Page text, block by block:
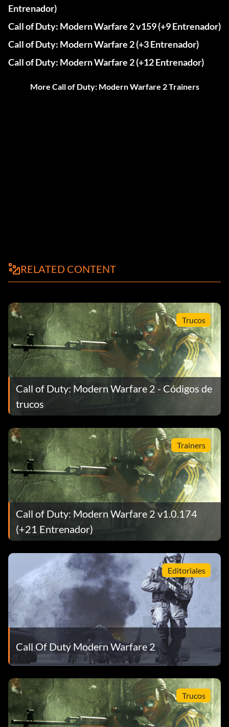
Entrenador)
Call of Duty: Modern Warfare 2 v159 (+9 Entrenador)
Call of Duty: Modern Warfare 2 (+3 Entrenador)
Call of Duty: Modern Warfare 2 (+12 Entrenador)
More Call of Duty: Modern Warfare 2 Trainers
RELATED CONTENT
Trucos
Call of Duty: Modern Warfare 2 - Códigos de
trucos
Trainers
Call of Duty: Modern Warfare 2 v1.0.174
(+21 Entrenador)
Editoriales
Call Of Duty Modern Warfare 2
Trucos